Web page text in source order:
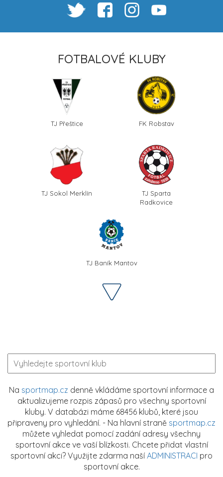
FOTBALOVÉ KLUBY
TJ Přeštice FK Robstav
TJ Sokol Merklín
TJ Sparta
Radkovice
TJ Baník Mantov
Na sportmap.cz denně vkládáme sportovní informace a
aktualizujeme rozpis zápasů pro všechny sportovní
kluby. V databázi máme 68456 klubů, které jsou
připraveny pro vyhledání. - Na hlavní straně sportmap.cz
můžete vyhledat pomocí zadání adresy všechny
sportovní akce ve vaší blízkosti. Chcete přidat vlastní
sportovní akci? Využijte zdarma naší ADMINISTRACI pro
sportovní akce.